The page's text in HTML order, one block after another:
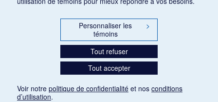
Personnaliser les
témoins
>
Tout refuser
Tout accepter
Voir notre politique de confidentialité et nos conditions
d’utilisation.